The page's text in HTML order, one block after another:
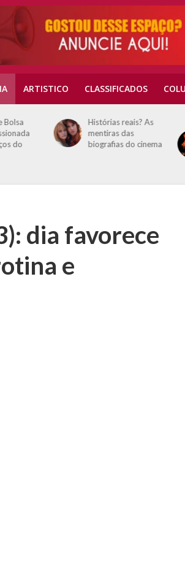
ARTISTICO CLASSIFICADOS
Bolsa
do
Histórias reais? As
mentiras das
biografias do cinema
dia favorece
e